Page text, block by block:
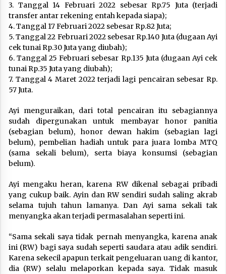
3. Tanggal 14 Februari 2022 sebesar Rp.75 Juta (terjadi
transfer antar rekening entah kepada siapa);
4. Tanggal 17 Februari 2022 sebesar Rp.82 Juta;
5. Tanggal 22 Februari 2022 sebesar Rp.140 Juta (dugaan Ayi
cek tunai Rp.30 Juta yang diubah);
6. Tanggal 25 Februari sebesar Rp.135 Juta (dugaan Ayi cek
tunai Rp.35 Juta yang diubah);
7. Tanggal 4 Maret 2022 terjadi lagi pencairan sebesar Rp.
57 Juta.
Ayi menguraikan, dari total pencairan itu sebagiannya
sudah dipergunakan untuk membayar honor panitia
(sebagian belum), honor dewan hakim (sebagian lagi
belum), pembelian hadiah untuk para juara lomba MTQ
(sama sekali belum), serta biaya konsumsi (sebagian
belum).
Ayi mengaku heran, karena RW dikenal sebagai pribadi
yang cukup baik. Ayin dan RW sendiri sudah saling akrab
selama tujuh tahun lamanya. Dan Ayi sama sekali tak
menyangka akan terjadi permasalahan seperti ini.
“Sama sekali saya tidak pernah menyangka, karena anak
ini (RW) bagi saya sudah seperti saudara atau adik sendiri.
Karena sekecil apapun terkait pengeluaran uang di kantor,
dia (RW) selalu melaporkan kepada saya. Tidak masuk